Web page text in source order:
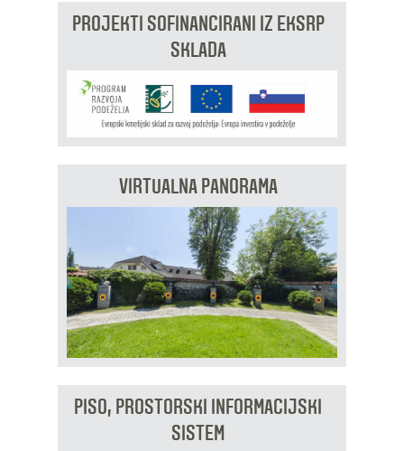
PROJEKTI SOFINANCIRANI IZ EKSRP
SKLADA
VIRTUALNA PANORAMA
PISO, PROSTORSKI INFORMACIJSKI
SISTEM